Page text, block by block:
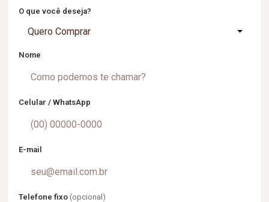
O que você deseja?
Quero Comprar
Nome
Celular / WhatsApp
E-mail
Telefone fixo (opcional)